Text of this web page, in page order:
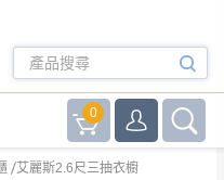
0
艾麗斯2.6尺三抽衣櫥